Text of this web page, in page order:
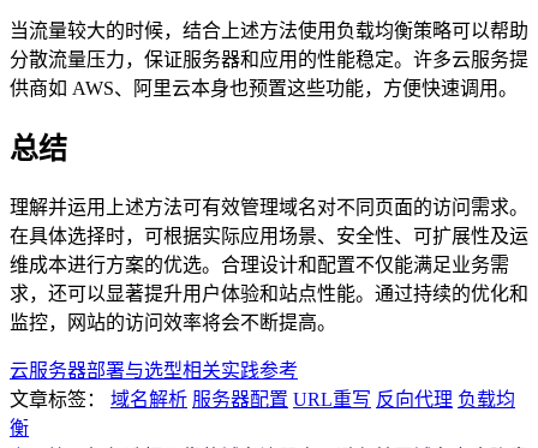
当流量较大的时候，结合上述方法使用负载均衡策略可以帮助
分散流量压力，保证服务器和应用的性能稳定。许多云服务提
供商如 AWS、阿里云本身也预置这些功能，方便快速调用。
总结
理解并运用上述方法可有效管理域名对不同页面的访问需求。
在具体选择时，可根据实际应用场景、安全性、可扩展性及运
维成本进行方案的优选。合理设计和配置不仅能满足业务需
求，还可以显著提升用户体验和站点性能。通过持续的优化和
监控，网站的访问效率将会不断提高。
云服务器部署与选型相关实践参考
文章标签：
域名解析 服务器配置 URL重写 反向代理 负载均
衡